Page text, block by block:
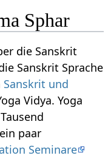
Sphar
die Sanskrit
Sanskrit Sprache
Sanskrit und
Vidya. Yoga
paar
Seminare